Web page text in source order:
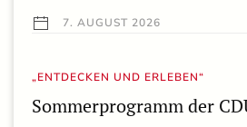
7. AUGUST 2026
„ENTDECKEN UND ERLEBEN“
Sommerprogramm der